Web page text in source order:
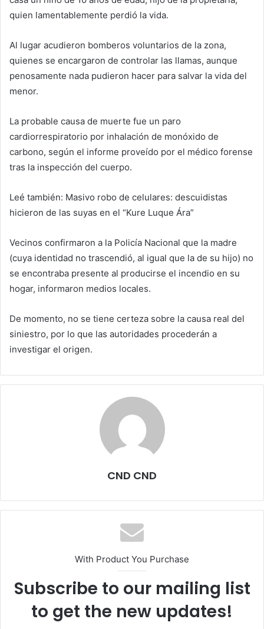
quien lamentablemente perdió la vida.
Al lugar acudieron bomberos voluntarios de la zona,
quienes se encargaron de controlar las llamas, aunque
penosamente nada pudieron hacer para salvar la vida del
menor.
La probable causa de muerte fue un paro
cardiorrespiratorio por inhalación de monóxido de
carbono, según el informe proveído por el médico forense
tras la inspección del cuerpo.
Leé también: Masivo robo de celulares: descuidistas
hicieron de las suyas en el “Kure Luque Ára”
Vecinos confirmaron a la Policía Nacional que la madre
(cuya identidad no trascendió, al igual que la de su hijo) no
se encontraba presente al producirse el incendio en su
hogar, informaron medios locales.
De momento, no se tiene certeza sobre la causa real del
siniestro, por lo que las autoridades procederán a
investigar el origen.
CND CND
With Product You Purchase
Subscribe to our mailing list
to get the new updates!